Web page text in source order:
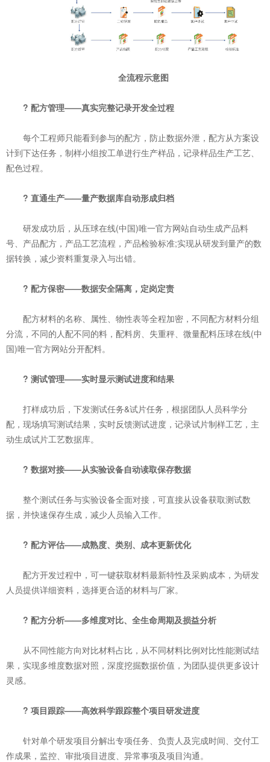
全流程示意图
? 配方管理——真实完整记录开发全过程
每个工程师只能看到参与的配方，防止数据外泄，配方从方案设
计到下达任务，制样小组按工单进行生产样品，记录样品生产工艺、
配色过程。
? 直通生产——量产数据库自动形成归档
研发成功后，从压球在线(中国)唯一官方网站自动生成产品料
号、产品配方，产品工艺流程，产品检验标准;实现从研发到量产的数
据转换，减少资料重复录入与出错。
? 配方保密——数据安全隔离，定岗定责
配方材料的名称、属性、物性表等全程加密，不同配方材料分组
分流，不同的人配不同的料，配料房、失重秤、微量配料压球在线(中
国)唯一官方网站分开配料。
? 测试管理——实时显示测试进度和结果
打样成功后，下发测试任务&试片任务，根据团队人员科学分
配，现场填写测试结果，实时反馈测试进度，记录试片制样工艺，主
动生成试片工艺数据库。
? 数据对接——从实验设备自动读取保存数据
整个测试任务与实验设备全面对接，可直接从设备获取测试数
据，并快速保存生成，减少人员输入工作。
? 配方评估——成熟度、类别、成本更新优化
配方开发过程中，可一键获取材料最新特性及采购成本，为研发
人员提供详细资料，选择更合适的材料与厂家。
? 配方分析——多维度对比、全生命周期及损益分析
从不同性能方向对比材料占比，从不同材料比例对比性能测试结
果，实现多维度数据对照，深度挖掘数据价值，为团队提供更多设计
灵感。
? 项目跟踪——高效科学跟踪整个项目研发进度
针对单个研发项目分解出专项任务、负责人及完成时间、交付工
作成果，监控、审批项目进度、异常事项及项目沟通。